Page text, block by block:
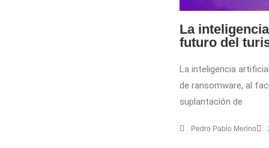
La
futuro del
La inteligencia
de ransomware, al
suplantación de
Pedro Pablo Merino